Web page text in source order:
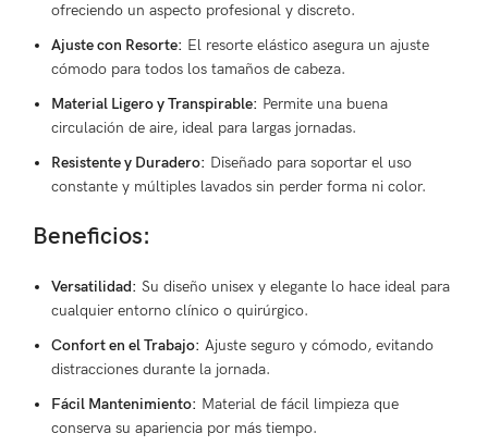
ofreciendo un aspecto profesional y discreto.
Ajuste con Resorte: El resorte elástico asegura un ajuste
cómodo para todos los tamaños de cabeza.
Material Ligero y Transpirable: Permite una buena
circulación de aire, ideal para largas jornadas.
Resistente y Duradero: Diseñado para soportar el uso
constante y múltiples lavados sin perder forma ni color.
Beneficios:
Versatilidad: Su diseño unisex y elegante lo hace ideal para
cualquier entorno clínico o quirúrgico.
Confort en el Trabajo: Ajuste seguro y cómodo, evitando
distracciones durante la jornada.
Fácil Mantenimiento: Material de fácil limpieza que
conserva su apariencia por más tiempo.